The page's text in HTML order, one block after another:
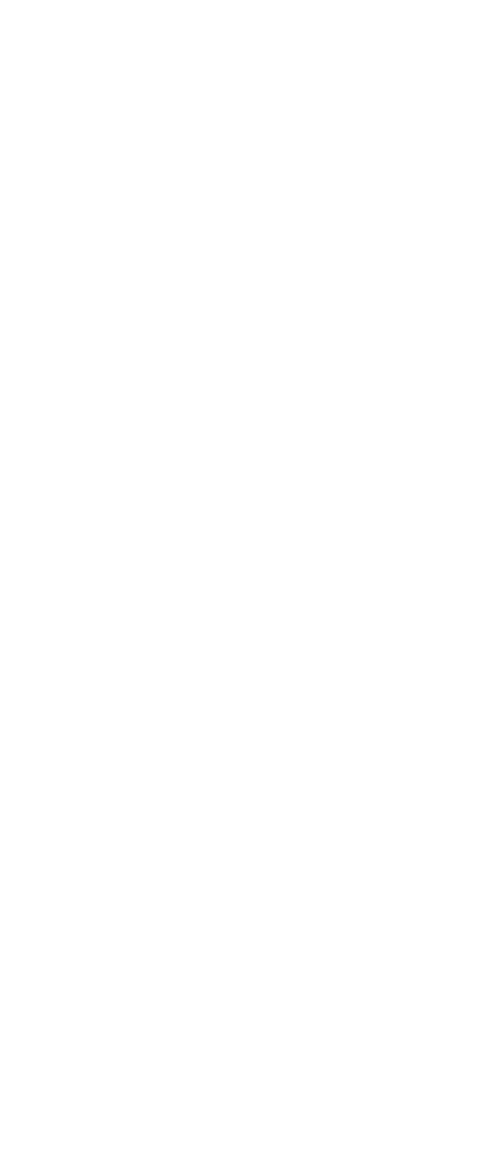
させていただ
御機器販売店・
ようお願いしま
にご登録され
社の共同利用者
とをご了承くだ
ず変更すること
はありません。
品に未対応品が
年1月12日よ
) : 1000ppm、
ない年数を意
貨物等」とい
これらの製造装
、取り引きをい